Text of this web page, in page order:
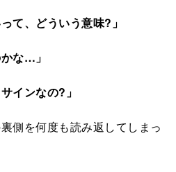
て、どういう意味?」
な…」
インなの?」
側を何度も読み返してしまっ